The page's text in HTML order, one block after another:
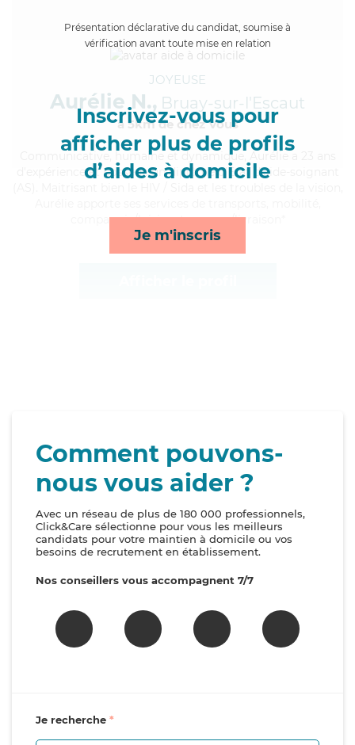
Présentation déclarative du candidat, soumise à
vérification avant toute mise en relation
Inscrivez-vous pour
afficher plus de profils
d’aides à domicile
Je m'inscris
JOYEUSE
Aurélie N., Bruay-sur-l'Escaut
à 5km de chez Vous
, humaine et dynamique, Aurélie a 23 ans
d'expérience et possède un diplôme d'Etat d'aide-soignant
compagnie/loisirs et courses/livraison*
Comment pouvons-
nous vous aider ?
Avec un réseau de plus de 180 000 professionnels,
Click&Care sélectionne pour vous les meilleurs
candidats pour votre maintien à domicile ou vos
besoins de recrutement en établissement.
Nos conseillers vous accompagnent 7/7
Je recherche